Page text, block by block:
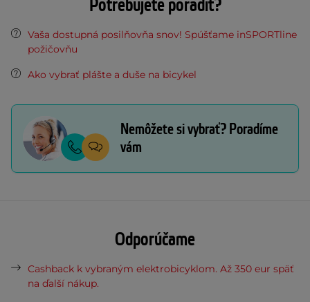
Potrebujete poradiť?
Vaša dostupná posilňovňa snov! Spúšťame inSPORTline
požičovňu
Ako vybrať plášte a duše na bicykel
Nemôžete si vybrať? Poradíme
vám
Odporúčame
Cashback k vybraným elektrobicyklom. Až 350 eur späť
na ďalší nákup.